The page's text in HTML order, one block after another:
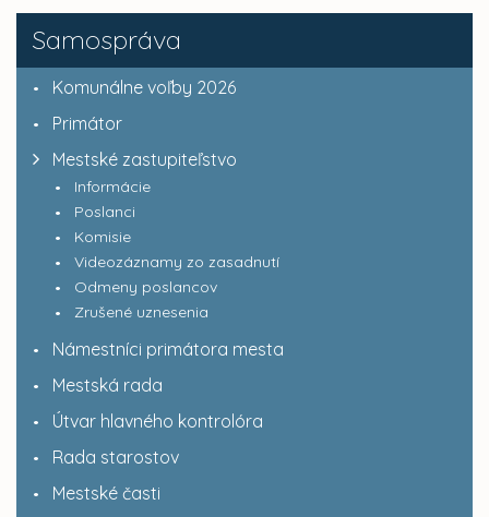
Samospráva
Komunálne voľby 2026
Primátor
Mestské zastupiteľstvo
Informácie
Poslanci
Komisie
Videozáznamy zo zasadnutí
Odmeny poslancov
Zrušené uznesenia
Námestníci primátora mesta
Mestská rada
Útvar hlavného kontrolóra
Rada starostov
Mestské časti